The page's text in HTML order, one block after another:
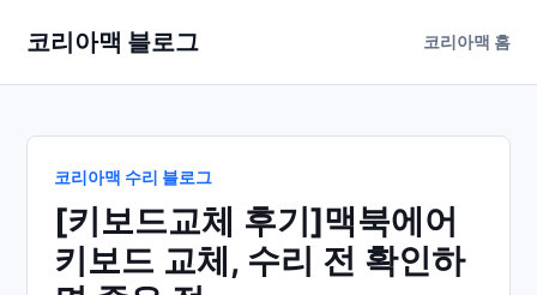
코리아맥 블로그 코리아맥 홈
코리아맥 수리 블로그
[키보드교체 후기]맥북에어
키보드 교체, 수리 전 확인하